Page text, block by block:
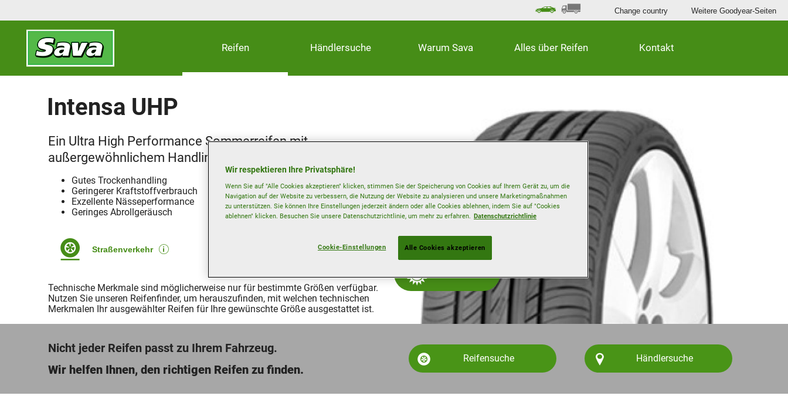
Reifen Händlersuche Warum Sava Alles über Reifen Kontakt
Change country Weitere Goodyear-Seiten
Intensa UHP
Ein Ultra High Performance Sommerreifen mit
außergewöhnlichem Handling auf trockenem Untergrund
Gutes Trockenhandling
Geringerer Kraftstoffverbrauch
Exzellente Nässeperformance
Geringes Abrollgeräusch
Straßenverkehr Felgenschutz
Technische Merkmale sind möglicherweise nur für bestimmte Größen verfügbar.
Nutzen Sie unseren Reifenfinder, um herauszufinden, mit welchen technischen
Merkmalen Ihr ausgewählter Reifen für Ihre gewünschte Größe ausgestattet ist.
Nicht jeder Reifen passt zu Ihrem Fahrzeug.
Wir helfen Ihnen, den richtigen Reifen zu finden.
Reifensuche Händlersuche
Wir respektieren Ihre Privatsphäre!
Wenn Sie auf "Alle Cookies akzeptieren" klicken, stimmen Sie der Speicherung von Cookies auf Ihrem Gerät zu, um die
Navigation auf der Website zu verbessern, die Nutzung der Website zu analysieren und unsere Marketingmaßnahmen
zu unterstützen. Sie können Ihre Einstellungen jederzeit ändern oder alle Cookies ablehnen, indem Sie auf "Cookies
ablehnen" klicken. Besuchen Sie unsere Datenschutzrichtlinie, um mehr zu erfahren. Datenschutzrichtlinie
Cookie-Einstellungen Alle Cookies akzeptieren